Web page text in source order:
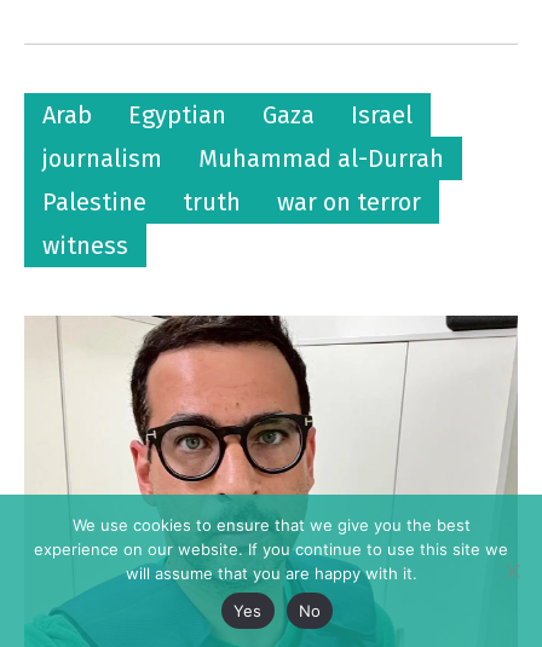
Arab Egyptian Gaza
Israel
journalism
Muhammad al-Durrah
Palestine
truth
war on terror
witness
We use cookies to ensure that we give you the best
experience on our website. If you continue to use this site we
will assume that you are happy with it.
Yes
No